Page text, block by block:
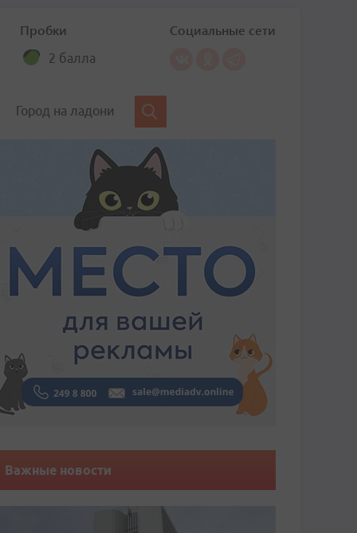
Пробки
2 балла
Социальные сети
Город на ладони
Важные новости